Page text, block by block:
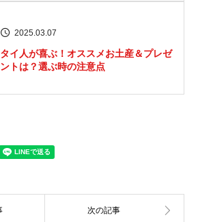
2025.03.07
タイ人が喜ぶ！オススメお土産＆プレゼ
ントは？選ぶ時の注意点